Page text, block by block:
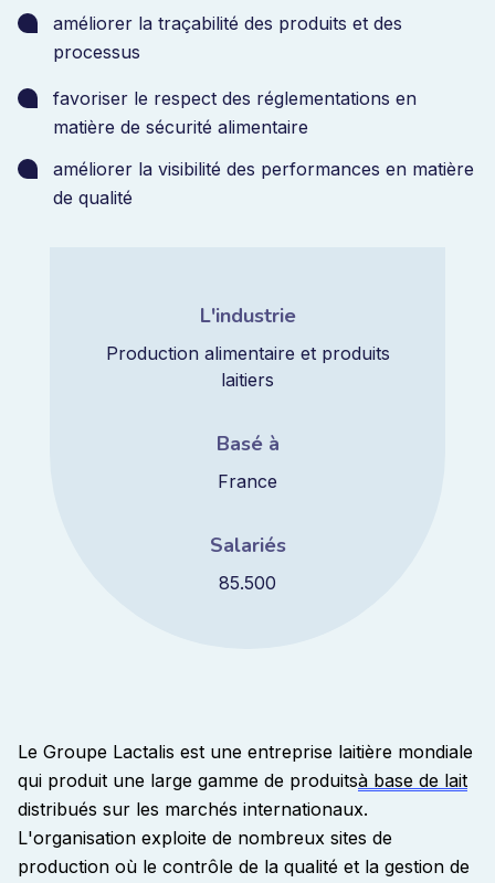
améliorer la traçabilité des produits et des
processus
favoriser le respect des réglementations en
matière de sécurité alimentaire
améliorer la visibilité des performances en matière
de qualité
L'industrie
Production alimentaire et produits
laitiers
Basé à
France
Salariés
85.500
Le Groupe Lactalis est une entreprise laitière mondiale
qui produit une large gamme de produitsà base de lait
distribués sur les marchés internationaux.
L'organisation exploite de nombreux sites de
production où le contrôle de la qualité et la gestion de